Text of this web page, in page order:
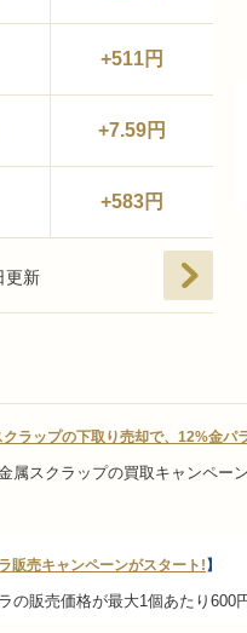
+511円
+7.59円
+583円
更新
ラップの下取り売却で、12%金パ
属スクラップの買取キャンペー
販売キャンペーンがスタート!
の販売価格が最大1個あたり